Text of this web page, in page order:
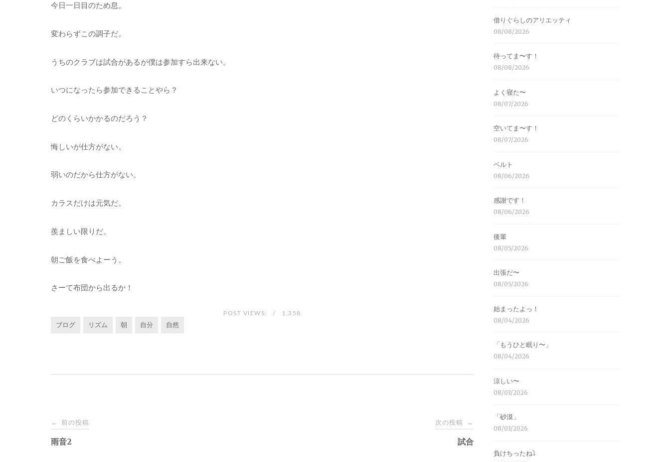
今日一日目のため息。
変わらずこの調子だ。
うちのクラブは試合があるが僕は参加すら出来ない。
いつになったら参加できることやら？
どのくらいかかるのだろう？
悔しいが仕方がない。
弱いのだから仕方がない。
カラスだけは元気だ。
羨ましい限りだ。
朝ご飯を食べよーう。
さーて布団から出るか！
POST VIEWS: 1,358
ブログ リズム 朝 自分 自然
投
稿
← 前の投稿
雨音2
次の投稿 →
試合
借りぐらしのアリエッティ
08/08/2026
待ってま〜す！
08/08/2026
よく寝た〜
08/07/2026
空いてま〜す！
08/07/2026
ベルト
08/06/2026
感謝です！
08/06/2026
後輩
08/05/2026
出張だ〜
08/05/2026
始まったよっ！
08/04/2026
「もうひと眠り〜」
08/04/2026
涼しい〜
08/03/2026
「砂漠」
08/03/2026
負けちったね⤵︎